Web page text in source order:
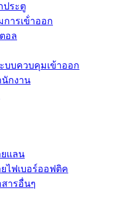
ประตู
ารเข้่าออก
อล
บบควบคุมเข้าออก
กงาน
แลน
ไฟเบอร์ออฟติค
ารอื่นๆ